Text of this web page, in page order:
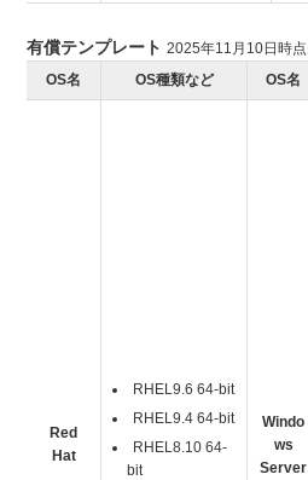
有償テンプレート 2025年11月10日時点
OS名
OS種類など OS名
Red
Hat
RHEL9.6 64-bit
RHEL9.4 64-bit
RHEL8.10 64-
bit
Windo
ws
Server